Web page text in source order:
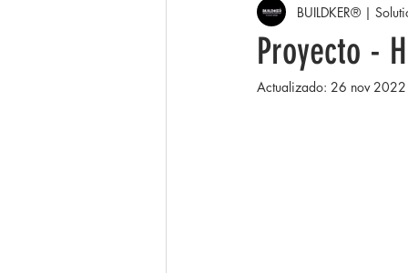
Proyecto -
BUILDKER® |
Actualizado: 26 nov 2022